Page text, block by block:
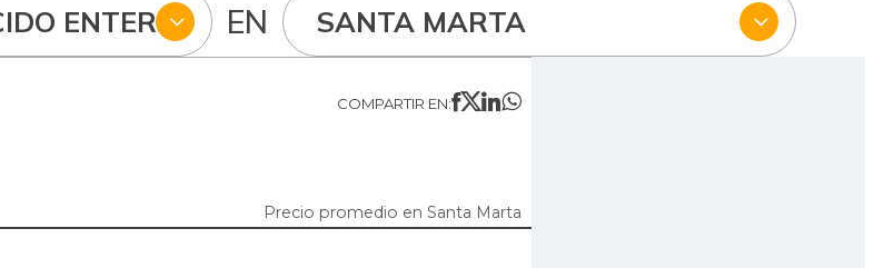
ENTERO EN SANTA MARTA
COMPARTIR EN:
Precio promedio en Santa Marta